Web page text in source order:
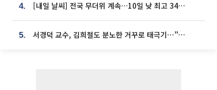
4. [내일 날씨] 전국 무더위 계속…10일 낮 최고 34도 육박
5. 서경덕 교수, 김희철도 분노한 거꾸로 태극기⋯"엉터리는 아냐, 아쉬울 뿐"